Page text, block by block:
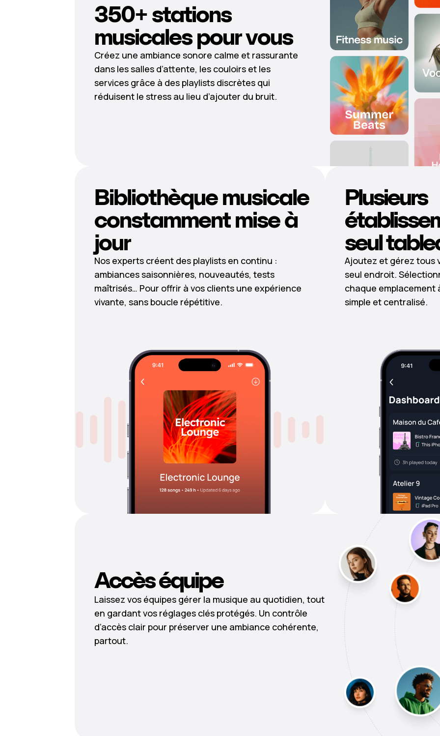
350+ stations
musicales pour vous
Créez une ambiance sonore calme et rassurante
dans les salles d’attente, les couloirs et les
services grâce à des playlists discrètes qui
réduisent le stress au lieu d’ajouter du bruit.
Bibliothèque musicale
constamment mise à
jour
Nos experts créent des playlists en continu :
ambiances saisonnières, nouveautés, tests
maîtrisés… Pour offrir à vos clients une expérience
vivante, sans boucle répétitive.
Plusieurs
seul
Ajoutez et gérez tous
seul endroit.
chaque emplacement
simple et centralisé.
Accès équipe
Laissez vos équipes gérer la musique au quotidien, tout
en gardant vos réglages clés protégés. Un contrôle
d’accès clair pour préserver une ambiance cohérente,
partout.